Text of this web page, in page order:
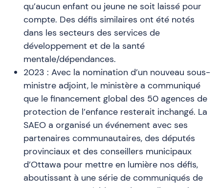
qu’aucun enfant ou jeune ne soit laissé pour
compte. Des défis similaires ont été notés
dans les secteurs des services de
développement et de la santé
mentale/dépendances.
2023 : Avec la nomination d’un nouveau sous-
ministre adjoint, le ministère a communiqué
que le financement global des 50 agences de
protection de l’enfance resterait inchangé. La
SAEO a organisé un événement avec ses
partenaires communautaires, des députés
provinciaux et des conseillers municipaux
d’Ottawa pour mettre en lumière nos défis,
aboutissant à une série de communiqués de